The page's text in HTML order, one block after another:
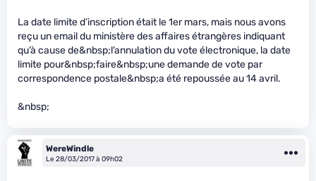
La date limite d’inscription était le 1er mars, mais nous avons
reçu un email du ministère des affaires étrangères indiquant
qu’à cause de&nbsp;l’annulation du vote électronique, la date
limite pour&nbsp;faire&nbsp;une demande de vote par
correspondence postale&nbsp;a été repoussée au 14 avril.
&nbsp;
WereWindle
Le 28/03/2017 à 09h02